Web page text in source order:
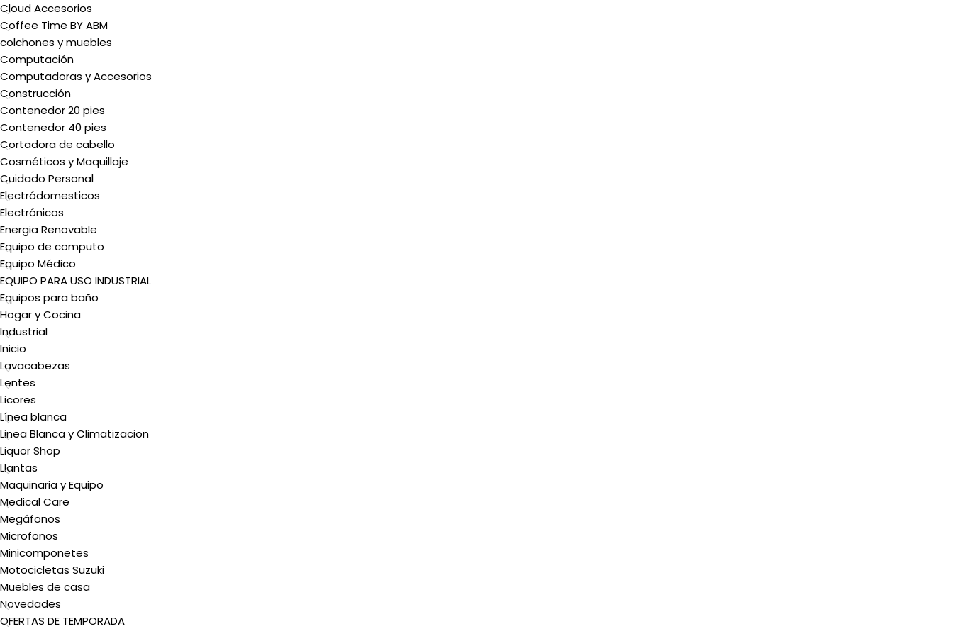
Cloud Accesorios
Coffee Time BY ABM
colchones y muebles
Computación
Computadoras y Accesorios
Construcción
Contenedor 20 pies
Contenedor 40 pies
Cortadora de cabello
Cosméticos y Maquillaje
Cuidado Personal
Electródomesticos
Electrónicos
Energia Renovable
Equipo de computo
Equipo Médico
EQUIPO PARA USO INDUSTRIAL
Equipos para baño
Hogar y Cocina
Industrial
Inicio
Lavacabezas
Lentes
Licores
Línea blanca
Linea Blanca y Climatizacion
Liquor Shop
Llantas
Maquinaria y Equipo
Medical Care
Megáfonos
Microfonos
Minicomponetes
Motocicletas Suzuki
Muebles de casa
Novedades
OFERTAS DE TEMPORADA